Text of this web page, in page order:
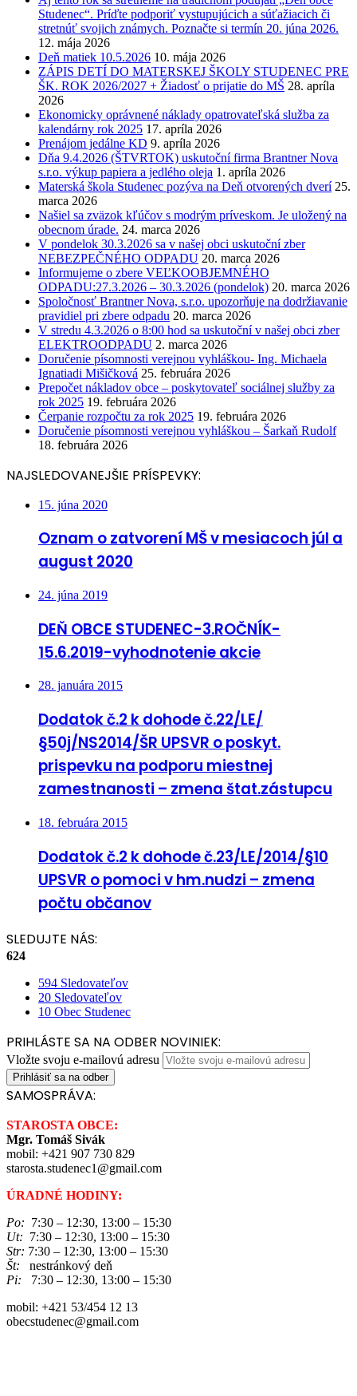
Studenec“. Príďte podporiť vystupujúcich a súťažiacich či
stretnúť svojich známych. Poznačte si termín 20. júna 2026.
12. mája 2026
Deň matiek 10.5.2026 10. mája 2026
ZÁPIS DETÍ DO MATERSKEJ ŠKOLY STUDENEC PRE
ŠK. ROK 2026/2027 + Žiadosť o prijatie do MŠ 28. apríla
2026
Ekonomicky oprávnené náklady opatrovateľská služba za
kalendárny rok 2025 17. apríla 2026
Prenájom jedálne KD 9. apríla 2026
Dňa 9.4.2026 (ŠTVRTOK) uskutoční firma Brantner Nova
s.r.o. výkup papiera a jedlého oleja 1. apríla 2026
Materská škola Studenec pozýva na Deň otvorených dverí 25.
marca 2026
Našiel sa zväzok kľúčov s modrým príveskom. Je uložený na
obecnom úrade. 24. marca 2026
V pondelok 30.3.2026 sa v našej obci uskutoční zber
NEBEZPEČNÉHO ODPADU 20. marca 2026
Informujeme o zbere VEĽKOOBJEMNÉHO
ODPADU:27.3.2026 – 30.3.2026 (pondelok) 20. marca 2026
Spoločnosť Brantner Nova, s.r.o. upozorňuje na dodržiavanie
pravidiel pri zbere odpadu 20. marca 2026
V stredu 4.3.2026 o 8:00 hod sa uskutoční v našej obci zber
ELEKTROODPADU 2. marca 2026
Doručenie písomnosti verejnou vyhláškou- Ing. Michaela
Ignatiadi Mišičková 25. februára 2026
Prepočet nákladov obce – poskytovateľ sociálnej služby za
rok 2025 19. februára 2026
Čerpanie rozpočtu za rok 2025 19. februára 2026
Doručenie písomnosti verejnou vyhláškou – Šarkaň Rudolf
18. februára 2026
NAJSLEDOVANEJŠIE PRÍSPEVKY:
15. júna 2020
Oznam o zatvorení MŠ v mesiacoch júl a
august 2020
24. júna 2019
DEŇ OBCE STUDENEC-3.ROČNÍK-
15.6.2019-vyhodnotenie akcie
28. januára 2015
Dodatok č.2 k dohode č.22/LE/
§50j/NS2014/ŠR UPSVR o poskyt.
prispevku na podporu miestnej
zamestnanosti – zmena štat.zástupcu
18. februára 2015
Dodatok č.2 k dohode č.23/LE/2014/§10
UPSVR o pomoci v hm.nudzi – zmena
počtu občanov
SLEDUJTE NÁS:
624
594 Sledovateľov
20 Sledovateľov
10 Obec Studenec
PRIHLÁSTE SA NA ODBER NOVINIEK:
Vložte svoju e-mailovú adresu
SAMOSPRÁVA:
STAROSTA OBCE:
Mgr. Tomáš Sivák
mobil: +421 907 730 829
starosta.studenec1@gmail.com
ÚRADNÉ HODINY:
Po: 7:30 – 12:30, 13:00 – 15:30
Ut: 7:30 – 12:30, 13:00 – 15:30
Str: 7:30 – 12:30, 13:00 – 15:30
Št: nestránkový deň
Pi: 7:30 – 12:30, 13:00 – 15:30
mobil: +421 53/454 12 13
obecstudenec@gmail.com